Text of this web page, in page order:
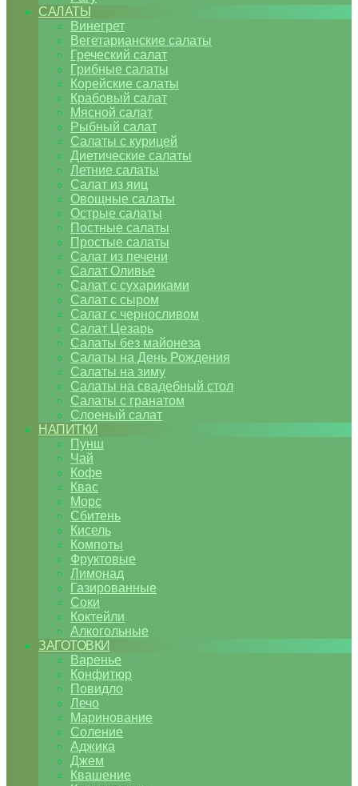
САЛАТЫ
Винегрет
Вегетарианские салаты
Греческий салат
Грибные салаты
Корейские салаты
Крабовый салат
Мясной салат
Рыбный салат
Салаты с курицей
Диетические салаты
Летние салаты
Салат из яиц
Овощные салаты
Острые салаты
Постные салаты
Простые салаты
Салат из печени
Салат Оливье
Салат с сухариками
Салат с сыром
Салат с черносливом
Салат Цезарь
Салаты без майонеза
Салаты на День Рождения
Салаты на зиму
Салаты на свадебный стол
Салаты с гранатом
Слоеный салат
НАПИТКИ
Пунш
Чай
Кофе
Квас
Морс
Сбитень
Кисель
Компоты
Фруктовые
Лимонад
Газированные
Соки
Коктейли
Алкогольные
ЗАГОТОВКИ
Варенье
Конфитюр
Повидло
Лечо
Маринование
Соление
Аджика
Джем
Квашение